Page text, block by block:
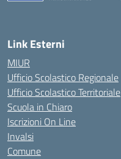
Link Esterni
MIUR
Ufficio Scolastico Regionale
Ufficio Scolastico Territoriale
Scuola in Chiaro
Iscrizioni On Line
Invalsi
Comune